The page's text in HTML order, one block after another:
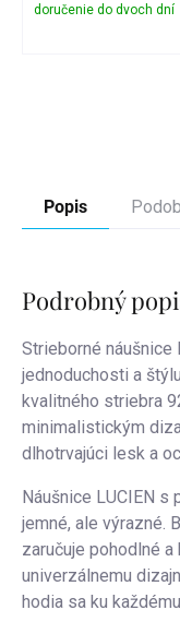
Popis
Podrobný
Strieborné náušnice
jednoduchosti a
kvalitného striebra
minimalistickým
dlhotrvajúci lesk a
Náušnice LUCIEN s
jemné, ale výrazné.
zaručuje pohodlné
univerzálnemu
hodia sa ku